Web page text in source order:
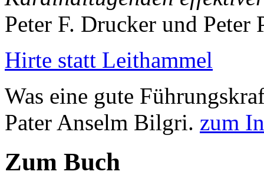
Peter F. Drucker und Peter
Hirte statt Leithammel
Was eine gute
Pater Anselm Bilgri. zum
Zum Buch